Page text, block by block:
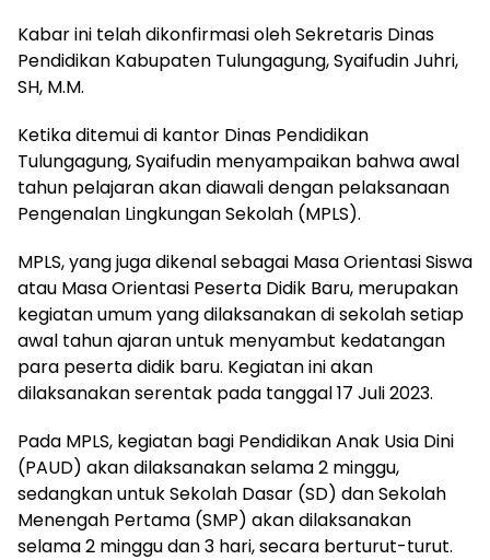
Kabar ini telah dikonfirmasi oleh Sekretaris Dinas
Pendidikan Kabupaten Tulungagung, Syaifudin Juhri,
SH, M.M.
Ketika ditemui di kantor Dinas Pendidikan
Tulungagung, Syaifudin menyampaikan bahwa awal
tahun pelajaran akan diawali dengan pelaksanaan
Pengenalan Lingkungan Sekolah (MPLS).
MPLS, yang juga dikenal sebagai Masa Orientasi Siswa
atau Masa Orientasi Peserta Didik Baru, merupakan
kegiatan umum yang dilaksanakan di sekolah setiap
awal tahun ajaran untuk menyambut kedatangan
para peserta didik baru. Kegiatan ini akan
dilaksanakan serentak pada tanggal 17 Juli 2023.
Pada MPLS, kegiatan bagi Pendidikan Anak Usia Dini
(PAUD) akan dilaksanakan selama 2 minggu,
sedangkan untuk Sekolah Dasar (SD) dan Sekolah
Menengah Pertama (SMP) akan dilaksanakan
selama 2 minggu dan 3 hari, secara berturut-turut.